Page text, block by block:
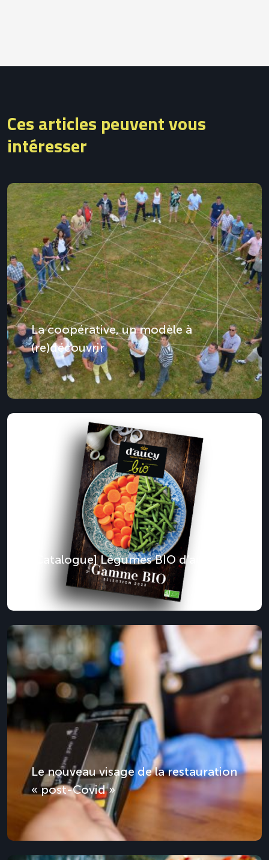
Ces articles peuvent vous
intéresser
La coopérative, un modèle à
(re)découvrir
[Catalogue] Légumes BIO d’aucy
Le nouveau visage de la restauration
« post-Covid »